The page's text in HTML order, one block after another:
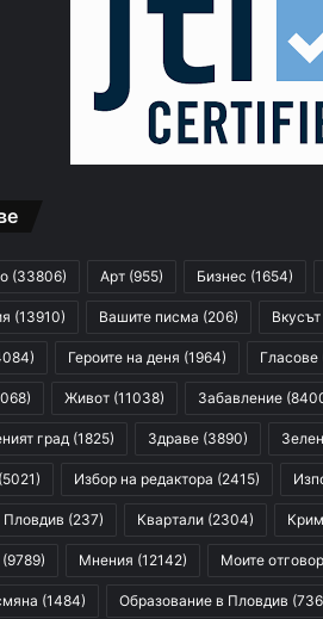
(33806) Арт (955) Бизнес (1654)
(13910) Вашите писма (206)
Героите на деня (1964) Гласове
Живот (11038) Забавление
град (1825) Здраве (3890)
(5021) Избор на редактора (2415)
(237) Квартали (2304)
(9789) Мнения (12142) Моите
(1484) Образование в Пловдив